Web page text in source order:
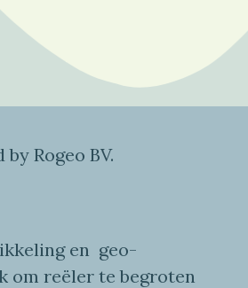
Rogeo BV.
en geo-
om reëler te begroten